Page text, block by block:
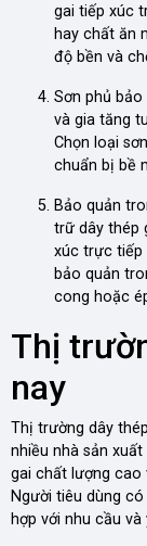
gai tiếp xúc
hay chất ăn
độ bền và
Sơn phủ
và gia tăng
Chọn loại
chuẩn bị bề
Bảo quản
trữ dây thép
xúc trực tiếp
bảo quản
cong hoặc
Thị
nay
Thị trường dây
nhiều nhà sản
gai chất lượng cao
Người tiêu dùng
hợp với nhu cầu